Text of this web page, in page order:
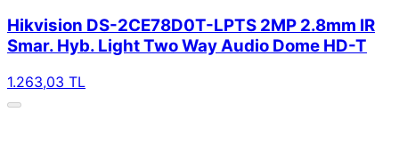
Hikvision DS-2CE78D0T-LPTS 2MP 2.8mm IR
Smar. Hyb. Light Two Way Audio Dome HD-T
1.263,03 TL